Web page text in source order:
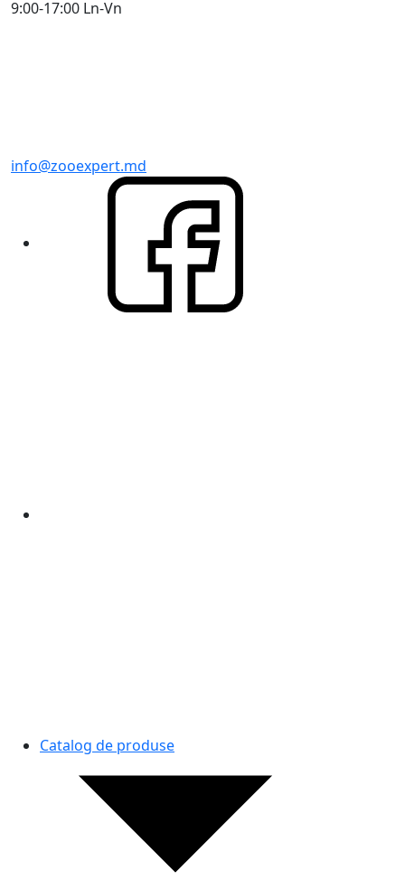
9:00-17:00 Ln-Vn
info@zooexpert.md
Catalog de produse